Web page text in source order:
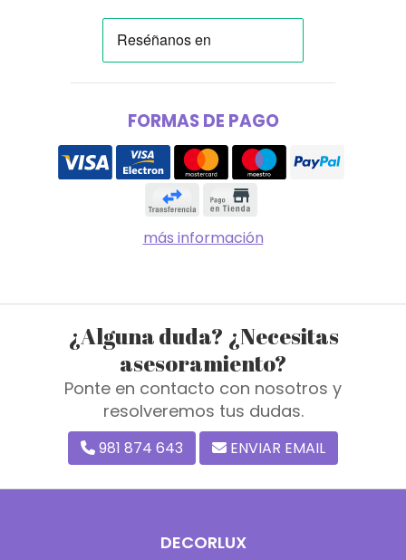
FORMAS DE PAGO
más información
¿Alguna duda? ¿Necesitas
asesoramiento?
Ponte en contacto con nosotros y
resolveremos tus dudas.
981 874 643 ENVIAR EMAIL
DECORLUX